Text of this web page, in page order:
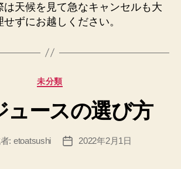
は天候を見て急なキャンセルも大
ずにお越しください。
カ
ゴ
リ
未分類
ュースの選び方
: etoatsushi
投
2022年2月1日